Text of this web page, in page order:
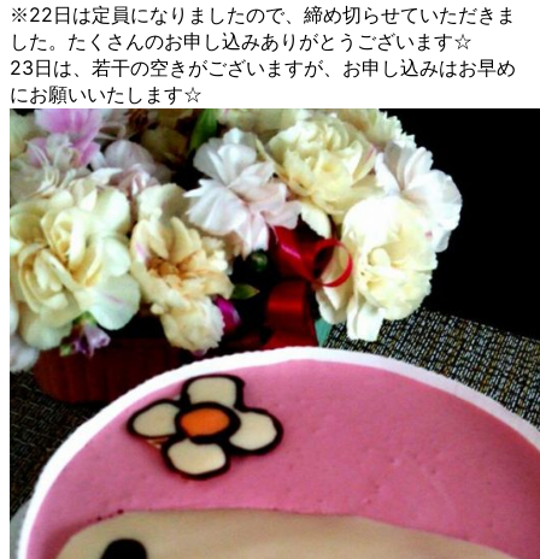
※22日は定員になりましたので、締め切らせていただきま
した。たくさんのお申し込みありがとうございます☆
23日は、若干の空きがございますが、お申し込みはお早め
にお願いいたします☆